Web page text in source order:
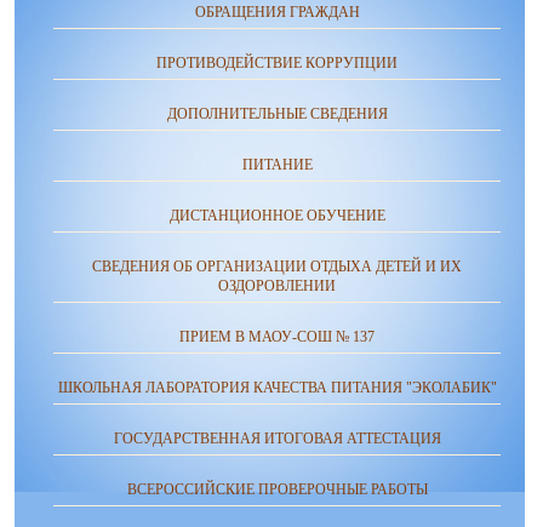
ОБРАЩЕНИЯ ГРАЖДАН
ПРОТИВОДЕЙСТВИЕ КОРРУПЦИИ
ДОПОЛНИТЕЛЬНЫЕ СВЕДЕНИЯ
ПИТАНИЕ
ДИСТАНЦИОННОЕ ОБУЧЕНИЕ
СВЕДЕНИЯ ОБ ОРГАНИЗАЦИИ ОТДЫХА ДЕТЕЙ И ИХ
ОЗДОРОВЛЕНИИ
ПРИЕМ В МАОУ-СОШ № 137
ШКОЛЬНАЯ ЛАБОРАТОРИЯ КАЧЕСТВА ПИТАНИЯ "ЭКОЛАБИК"
ГОСУДАРСТВЕННАЯ ИТОГОВАЯ АТТЕСТАЦИЯ
ВСЕРОССИЙСКИЕ ПРОВЕРОЧНЫЕ РАБОТЫ